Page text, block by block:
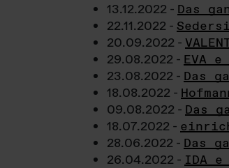
13.12.2022 - Das
22.11.2022 -
20.09.2022 -
29.08.2022 - EVA
23.08.2022 - Das
18.08.2022 -
09.08.2022 - Das
18.07.2022 -
28.06.2022 - Das
26.04.2022 - IDA